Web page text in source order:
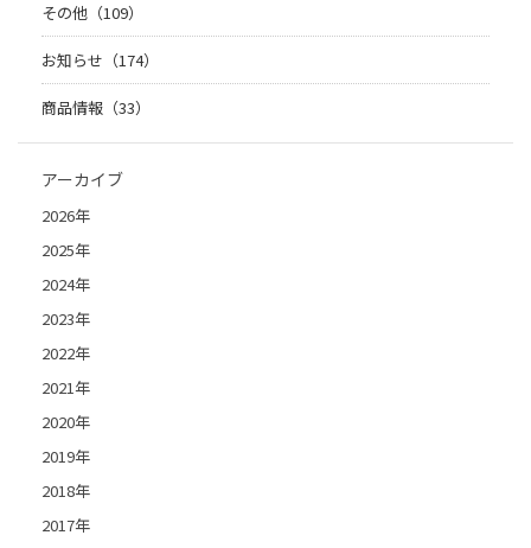
その他（109）
お知らせ（174）
商品情報（33）
アーカイブ
2026年
2025年
2024年
2023年
2022年
2021年
2020年
2019年
2018年
2017年